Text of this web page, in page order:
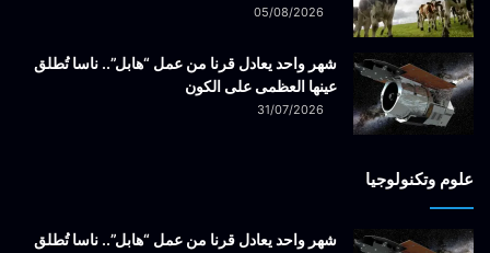
05/08/2026
شهر واحد يعادل قرنا من عمل “هابل”.. ناسا تُطلق
عينها العظمى على الكون
31/07/2026
علوم وتكنولوجيا
شهر واحد يعادل قرنا من عمل “هابل”.. ناسا تُطلق